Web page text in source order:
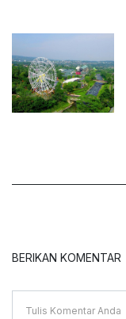
BERIKAN KOMENTAR